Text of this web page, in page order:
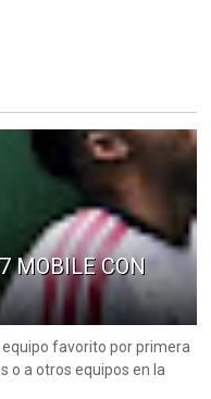
MOBILE CON
favorito por primera
o a otros equipos en la